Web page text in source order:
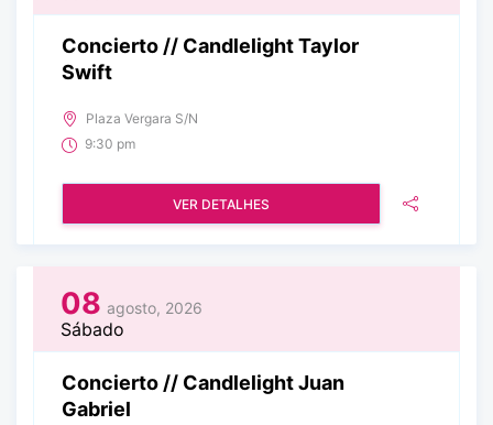
Concierto // Candlelight Taylor
Swift
Plaza Vergara S/N
9:30 pm
VER DETALHES
08 agosto, 2026
Sábado
Concierto // Candlelight Juan
Gabriel